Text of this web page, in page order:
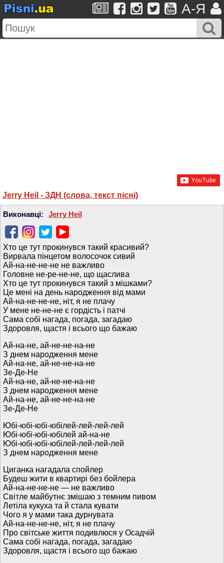
A-Я
Jerry Heil - ЗДН (слова, текст пісні)
Виконавці: Jerry Heil
Хто це тут прокинувся такий красивий?
Вирвала пінцетом волосочок сивий
Ай-на-не-не-не не важливо
Головне не-ре-не-не, що щаслива
Хто це тут прокинувся такий з мішками?
Це мені на день народження від мами
Ай-на-не-не-не, ніт, я не плачу
У мене не-не-не є гордість і патчі
Сама собі нагада, погада, загадаю
Здоровля, щастя і всього що бажаю
Ай-на-не, ай-не-не-на-не
З днем народження мене
Ай-на-не, ай-не-не-на-не
Зе-Де-Не
Ай-на-не, ай-не-не-на-не
З днем народження мене
Ай-на-не, ай-не-не-на-не
Зе-Де-Не
Юбі-юбі-юбі-юбілей-лей-лей-лей
Юбі-юбі-юбі-юбілей ай-на-не
Юбі-юбі-юбі-юбілей-лей-лей-лей
З днем народження мене
Циганка нагадала спойлер
Будеш жити в квартирі без бойлера
Ай-на-не-не-не — не важливо
Світле майбутнє змішаю з темним пивом
Летіла кукуха та й стала кувати
Чого я у мами така дурнувата
Ай-на-не-не-не, ніт, я не плачу
Про світське життя подивлюся у Осадчій
Сама собі нагада, погада, загадаю
Здоровля, щастя і всього що бажаю